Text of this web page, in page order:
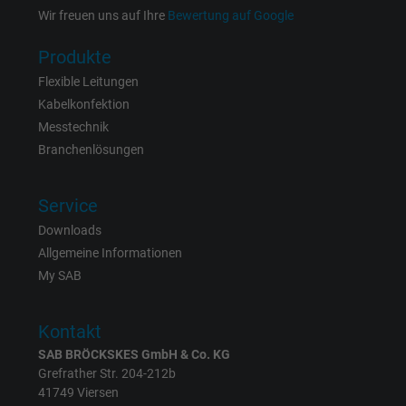
Besucher die Website nutzt.
Name
Anbieter
Laufzeit 1 Tag
Anbieter
Laufzeit 1 Minute
Wir freuen uns auf Ihre Bewertung auf Google
Produkte
Flexible Leitungen
Kabelkonfektion
Messtechnik
Branchenlösungen
Service
Downloads
Allgemeine Informationen
My SAB
Kontakt
SAB BRÖCKSKES GmbH & Co. KG
Grefrather Str. 204-212b
41749 Viersen